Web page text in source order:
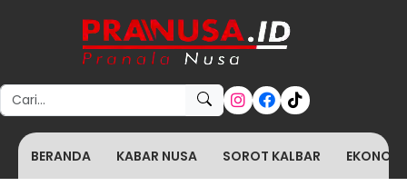
Search for:
BERANDA KABAR NUSA SOROT KALBAR